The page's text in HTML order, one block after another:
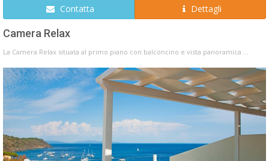
Contatta Dettagli
Camera Relax
La Camera Relax situata al primo piano con balconcino e vista panoramica ...